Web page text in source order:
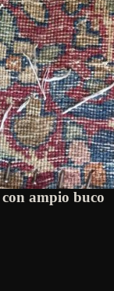
ampio buco